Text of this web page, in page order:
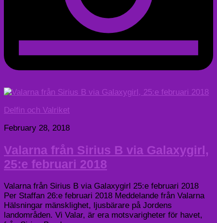
Delfin och Valriket
February 28, 2018
Valarna från Sirius B via Galaxygirl,
25:e februari 2018
Valarna från Sirius B via Galaxygirl 25:e februari 2018
Per Staffan 26:e februari 2018 Meddelande från Valarna
Hälsningar mänsklighet, ljusbärare på Jordens
landområden. Vi Valar, är era motsvarigheter för havet,